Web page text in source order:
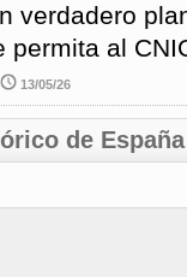
verdadero
al
13/05/26
de España